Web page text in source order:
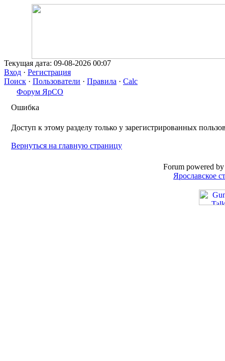
Текущая дата: 09-08-2026 00:07
Вход · Регистрация
Поиск · Пользователи · Правила · Calc
Форум ЯрСО
Ошибка
Доступ к этому разделу только у зарегистрированных
Вернуться на главную страницу
Forum powered
Ярославское